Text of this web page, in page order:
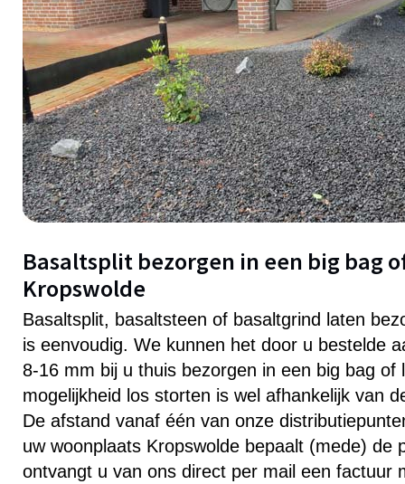
Basaltsplit bezorgen in een big bag
Kropswolde
Basaltsplit, basaltsteen of basaltgrind laten
is eenvoudig. We kunnen het door u bestelde
8-16 mm bij u thuis bezorgen in een big bag of
mogelijkheid los storten is wel afhankelijk van
De afstand vanaf één van onze
uw woonplaats Kropswolde bepaalt (mede) de
ontvangt u van ons direct per mail een factuur